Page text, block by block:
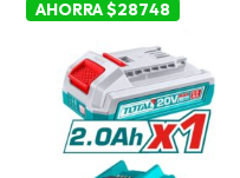
AHORRA $28748